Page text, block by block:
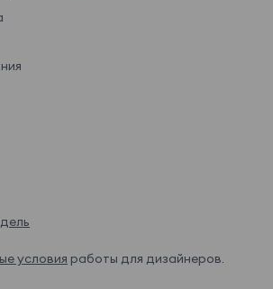
10 Lamb 11 Lamb 12
условия работы для дизайнеров.